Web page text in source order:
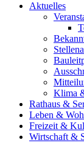
Aktuelles
Klima
Rathaus &
Leben &
Freizeit &
Wirtschaft &